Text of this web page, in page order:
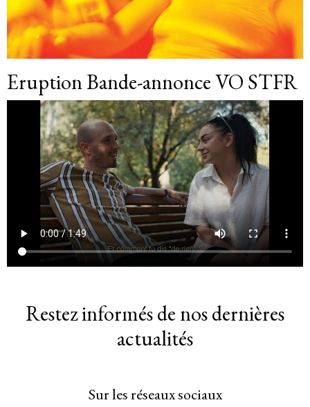
Eruption Bande-annonce VO STFR
Restez informés de nos dernières
actualités
Sur les réseaux sociaux